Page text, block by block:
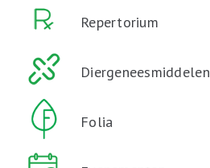
Repertorium
Diergeneesmiddelen
Folia